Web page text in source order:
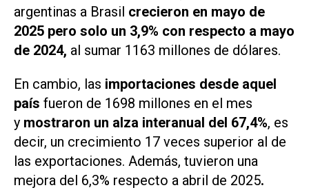
argentinas a Brasil crecieron en mayo de
2025 pero solo un 3,9% con respecto a mayo
de 2024, al sumar 1163 millones de dólares.
En cambio, las importaciones desde aquel
país fueron de 1698 millones en el mes
y mostraron un alza interanual del 67,4%, es
decir, un crecimiento 17 veces superior al de
las exportaciones. Además, tuvieron una
mejora del 6,3% respecto a abril de 2025.